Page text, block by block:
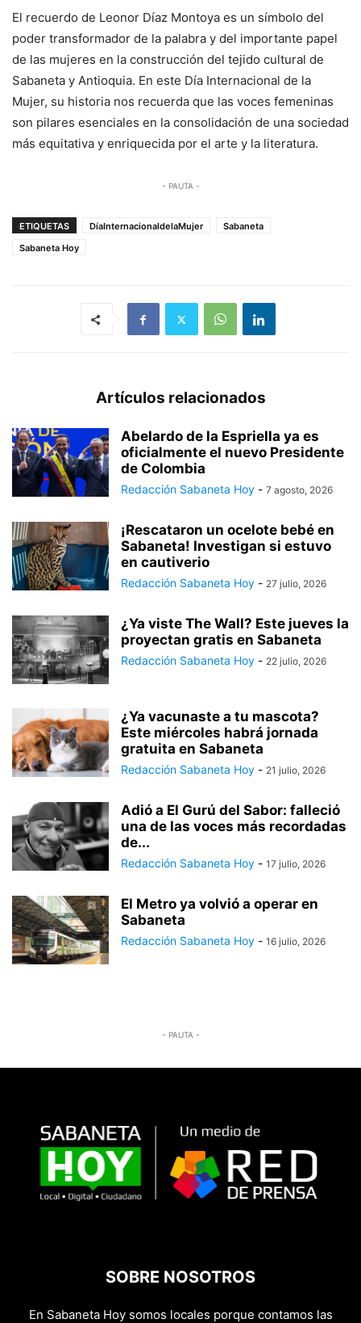
El recuerdo de Leonor Díaz Montoya es un símbolo del
poder transformador de la palabra y del importante papel
de las mujeres en la construcción del tejido cultural de
Sabaneta y Antioquia. En este Día Internacional de la
Mujer, su historia nos recuerda que las voces femeninas
son pilares esenciales en la consolidación de una sociedad
más equitativa y enriquecida por el arte y la literatura.
- PAUTA -
ETIQUETAS DíaInternacionaldelaMujer
Sabaneta
Sabaneta Hoy
Artículos relacionados
Abelardo de la Espriella ya es
oficialmente el nuevo Presidente
de Colombia
Redacción Sabaneta Hoy - 7 agosto, 2026
¡Rescataron un ocelote bebé en
Sabaneta! Investigan si estuvo
en cautiverio
Redacción Sabaneta Hoy - 27 julio, 2026
¿Ya viste The Wall? Este jueves la
proyectan gratis en Sabaneta
Redacción Sabaneta Hoy - 22 julio, 2026
¿Ya vacunaste a tu mascota?
Este miércoles habrá jornada
gratuita en Sabaneta
Redacción Sabaneta Hoy - 21 julio, 2026
Adió a El Gurú del Sabor: falleció
una de las voces más recordadas
de...
Redacción Sabaneta Hoy - 17 julio, 2026
El Metro ya volvió a operar en
Sabaneta
Redacción Sabaneta Hoy - 16 julio, 2026
- PAUTA -
SOBRE NOSOTROS
En Sabaneta Hoy somos locales porque contamos las